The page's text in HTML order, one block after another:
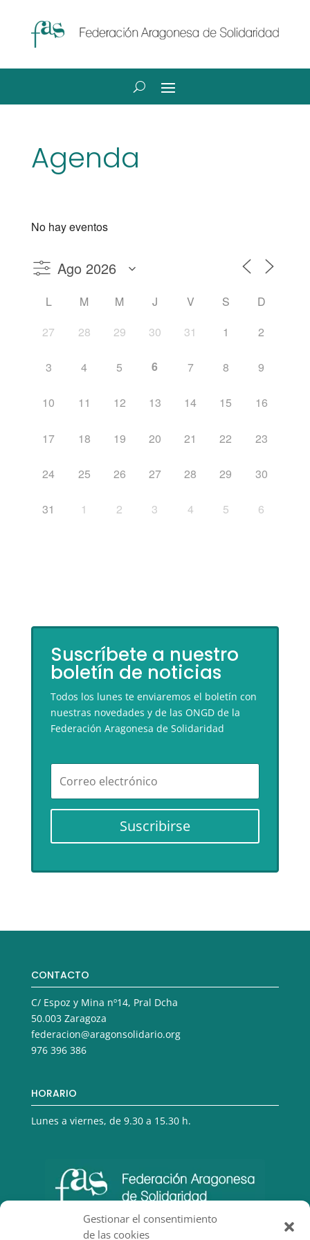
Gestionar el consentimiento
de las cookies
Agenda
No hay eventos
L M M J V S
D
27
28 29 30 31 1 2
3 4 5 6 7 8 9
10 11 12 13 14 15 16
17 18 19 20 21 22 23
24 25 26 27 28 29 30
31 1 2 3 4 5 6
Suscríbete a nuestro
boletín de noticias
Todos los lunes te enviaremos el boletín con
nuestras novedades y de las ONGD de la
Federación Aragonesa de Solidaridad
Suscribirse
CONTACTO
C/ Espoz y Mina nº14, Pral Dcha
50.003 Zaragoza
federacion@aragonsolidario.org
976 396 386
HORARIO
Lunes a viernes, de 9.30 a 15.30 h.